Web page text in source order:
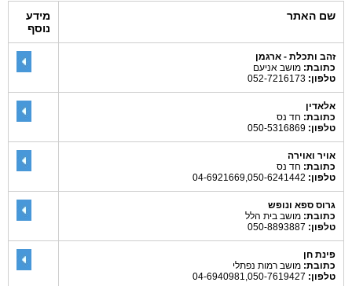
שם האתר
מידע
נוסף
זהב ותכלת - ארגמן
כתובת: מושב אניעם
טלפון:
אלאדין
כתובת: חד נס
טלפון:
אויר ואוירה
כתובת: חד נס
טלפון:
גרוס ספא ונופש
כתובת: מושב בית הלל
טלפון:
פינת חן
כתובת: מושב רמות נפתלי
טלפון: